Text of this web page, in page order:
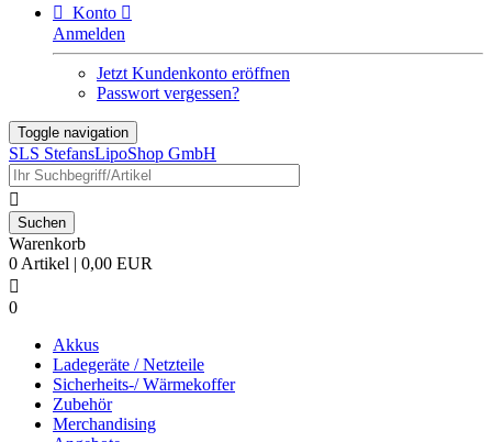
 Konto 
Anmelden
Jetzt Kundenkonto eröffnen
Passwort vergessen?
Toggle navigation
SLS StefansLipoShop GmbH

Warenkorb
0 Artikel | 0,00 EUR

0
Akkus
Ladegeräte / Netzteile
Sicherheits-/ Wärmekoffer
Zubehör
Merchandising